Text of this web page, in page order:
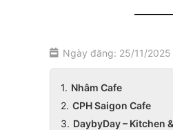
Ngày đăng: 25/11/
Nhâm Cafe
CPH Saigon Cafe
DaybyDay – Kitchen